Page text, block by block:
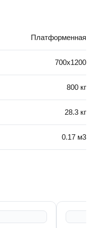
Платформенная
700х1200
800 кг
28.3 кг
0.17 м3